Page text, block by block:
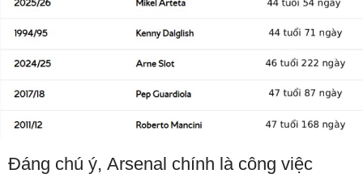
Đáng chú ý, Arsenal chính là công việc